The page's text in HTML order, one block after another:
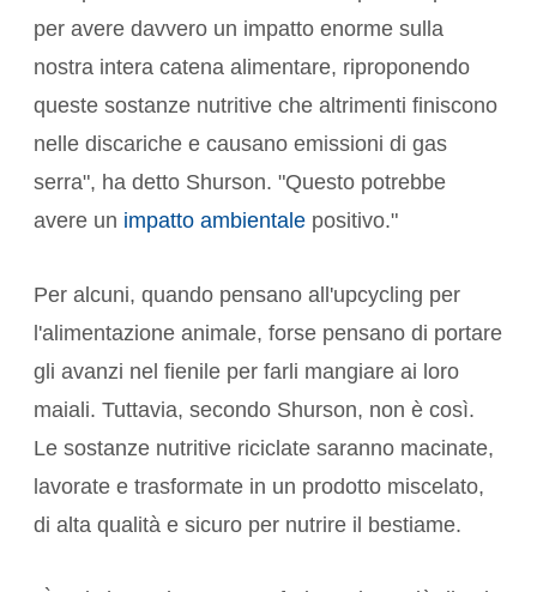
per avere davvero un impatto enorme sulla
nostra intera catena alimentare, riproponendo
queste sostanze nutritive che altrimenti finiscono
nelle discariche e causano emissioni di gas
serra", ha detto Shurson. "Questo potrebbe
avere un impatto ambientale positivo."
Per alcuni, quando pensano all'upcycling per
l'alimentazione animale, forse pensano di portare
gli avanzi nel fienile per farli mangiare ai loro
maiali. Tuttavia, secondo Shurson, non è così.
Le sostanze nutritive riciclate saranno macinate,
lavorate e trasformate in un prodotto miscelato,
di alta qualità e sicuro per nutrire il bestiame.